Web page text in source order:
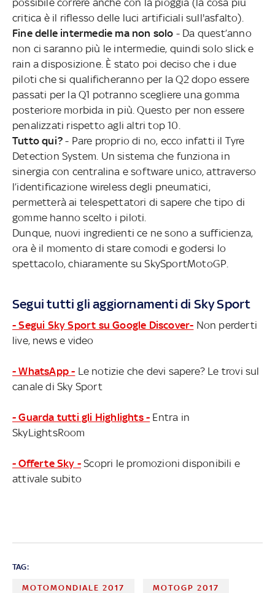
critica è il riflesso delle luci artificiali sull'asfalto).
Fine delle intermedie ma non solo - Da quest’anno
non ci saranno più le intermedie, quindi solo slick e
rain a disposizione. È stato poi deciso che i due
piloti che si qualificheranno per la Q2 dopo essere
passati per la Q1 potranno scegliere una gomma
posteriore morbida in più. Questo per non essere
penalizzati rispetto agli altri top 10.
Tutto qui? - Pare proprio di no, ecco infatti il Tyre
Detection System. Un sistema che funziona in
sinergia con centralina e software unico, attraverso
l’identificazione wireless degli pneumatici,
permetterà ai telespettatori di sapere che tipo di
gomme hanno scelto i piloti.
Dunque, nuovi ingredienti ce ne sono a sufficienza,
ora è il momento di stare comodi e godersi lo
spettacolo, chiaramente su SkySportMotoGP.
Segui tutti gli aggiornamenti di Sky Sport
- Segui Sky Sport su Google Discover- Non perderti
live, news e video
- WhatsApp - Le notizie che devi sapere? Le trovi sul
canale di Sky Sport
- Guarda tutti gli Highlights - Entra in
SkyLightsRoom
- Offerte Sky - Scopri le promozioni disponibili e
attivale subito
TAG:
MOTOMONDIALE 2017 MOTOGP 2017